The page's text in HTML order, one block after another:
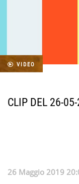
VIDEO
CLIP DEL 26-
26 Maggio 2019